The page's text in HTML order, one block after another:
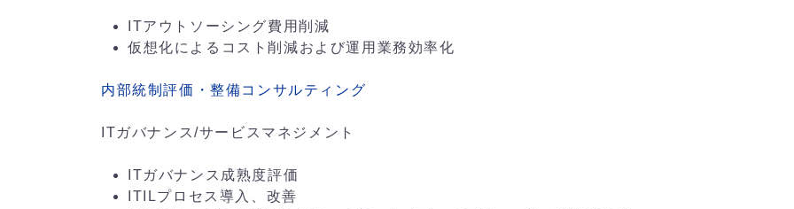
ITアウトソーシング費用削減
仮想化によるコスト削減および運用業務効率化
内部統制評価・整備コンサルティング
ITガバナンス/サービスマネジメント
ITガバナンス成熟度評価
ITILプロセス導入、改善